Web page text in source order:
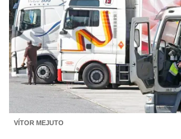
VÍTOR MEJUTO